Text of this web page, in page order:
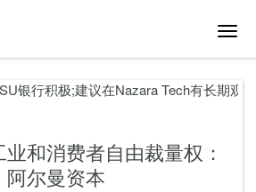
切
航
银行积极;建议在Nazara Tech有长期观点
和消费者自由裁量权：
阿尔曼资本